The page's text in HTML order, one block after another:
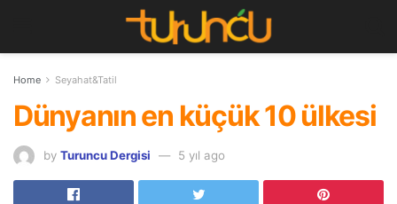
Home Seyahat&Tatil
Dünyanın en küçük 10 ülkesi
by Turuncu Dergisi 5 yıl ago